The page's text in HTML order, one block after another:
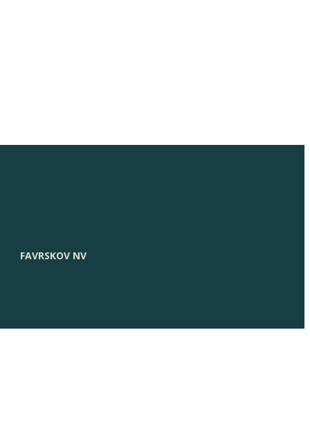
FAVRSKOV NV